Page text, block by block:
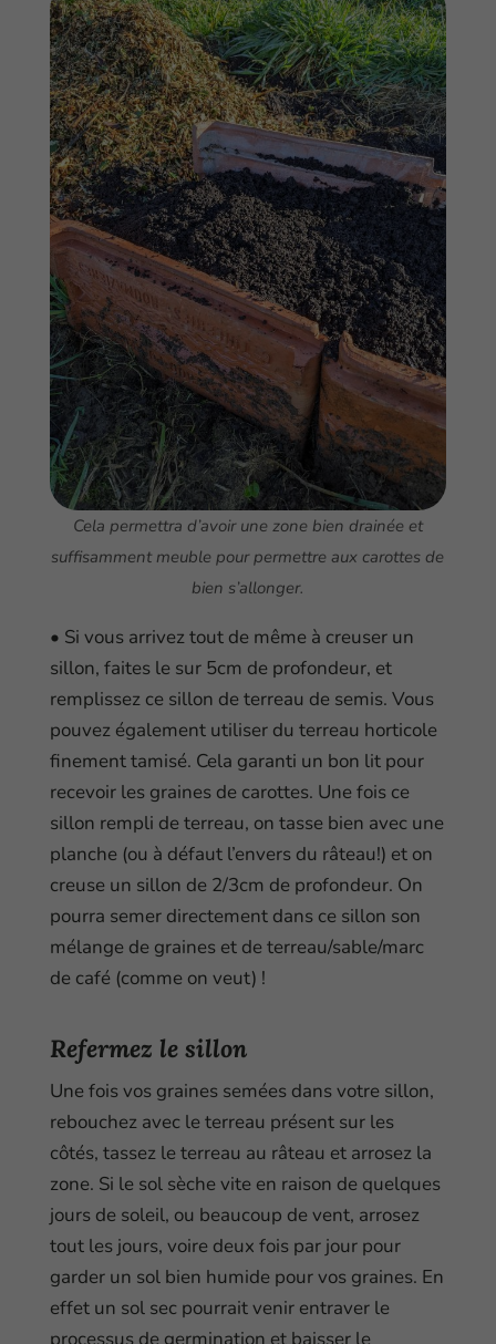
Cela permettra d’avoir une zone bien drainée et
suffisamment meuble pour permettre aux carottes de
bien s’allonger.
• Si vous arrivez tout de même à creuser un
sillon, faites le sur 5cm de profondeur, et
remplissez ce sillon de terreau de semis. Vous
pouvez également utiliser du terreau horticole
finement tamisé. Cela garanti un bon lit pour
recevoir les graines de carottes. Une fois ce
sillon rempli de terreau, on tasse bien avec une
planche (ou à défaut l’envers du râteau!) et on
creuse un sillon de 2/3cm de profondeur. On
pourra semer directement dans ce sillon son
mélange de graines et de terreau/sable/marc
de café (comme on veut) !
Refermez le sillon
Une fois vos graines semées dans votre sillon,
rebouchez avec le terreau présent sur les
côtés, tassez le terreau au râteau et arrosez la
zone. Si le sol sèche vite en raison de quelques
jours de soleil, ou beaucoup de vent, arrosez
tout les jours, voire deux fois par jour pour
garder un sol bien humide pour vos graines. En
effet un sol sec pourrait venir entraver le
processus de germination et baisser le